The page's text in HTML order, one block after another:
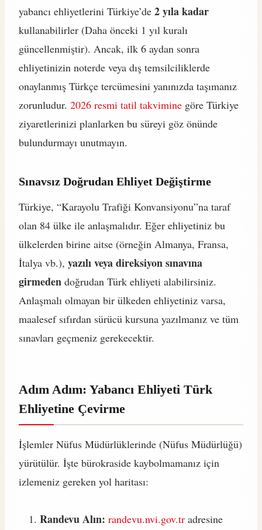
yabancı ehliyetlerini Türkiye’de 2 yıla kadar
kullanabilirler (Daha önceki 1 yıl kuralı
güncellenmiştir). Ancak, ilk 6 aydan sonra
ehliyetinizin noterde veya dış temsilciliklerde
onaylanmış Türkçe tercümesini yanınızda taşımanız
zorunludur. 2026 resmi tatil takvimine göre Türkiye
ziyaretlerinizi planlarken bu süreyi göz önünde
bulundurmayı unutmayın.
Sınavsız Doğrudan Ehliyet Değiştirme
Türkiye, “Karayolu Trafiği Konvansiyonu”na taraf
olan 84 ülke ile anlaşmalıdır. Eğer ehliyetiniz bu
ülkelerden birine aitse (örneğin Almanya, Fransa,
İtalya vb.), yazılı veya direksiyon sınavına
girmeden doğrudan Türk ehliyeti alabilirsiniz.
Anlaşmalı olmayan bir ülkeden ehliyetiniz varsa,
maalesef sıfırdan sürücü kursuna yazılmanız ve tüm
sınavları geçmeniz gerekecektir.
Adım Adım: Yabancı Ehliyeti Türk
Ehliyetine Çevirme
İşlemler Nüfus Müdürlüklerinde (Nüfus Müdürlüğü)
yürütülür. İşte bürokraside kaybolmamanız için
izlemeniz gereken yol haritası:
Randevu Alın: randevu.nvi.gov.tr adresine